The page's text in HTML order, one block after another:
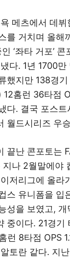
메츠에서 데뷔
를 거치며 올해
‘좌타 거포’
다. 1년 1700만
했지만 138경
12홈런 36타점
다. 결국 포스
월드시리즈 우
끝난 콘포토는
나 2월말에야
저리그에 올라
스 유니폼을 입
성을 보였고,
중이다. 21경기
런 8타점 OPS
토란 같다. 지